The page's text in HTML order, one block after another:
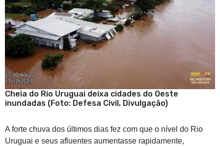
Cheia do Rio Uruguai deixa cidades do Oeste
inundadas (Foto: Defesa Civil, Divulgação)
A forte chuva dos últimos dias fez com que o nível do Rio
Uruguai e seus afluentes aumentasse rapidamente,